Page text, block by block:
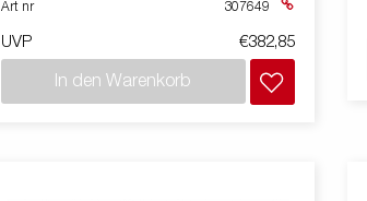
Art nr 307649
UVP €382,85
In den Warenkorb